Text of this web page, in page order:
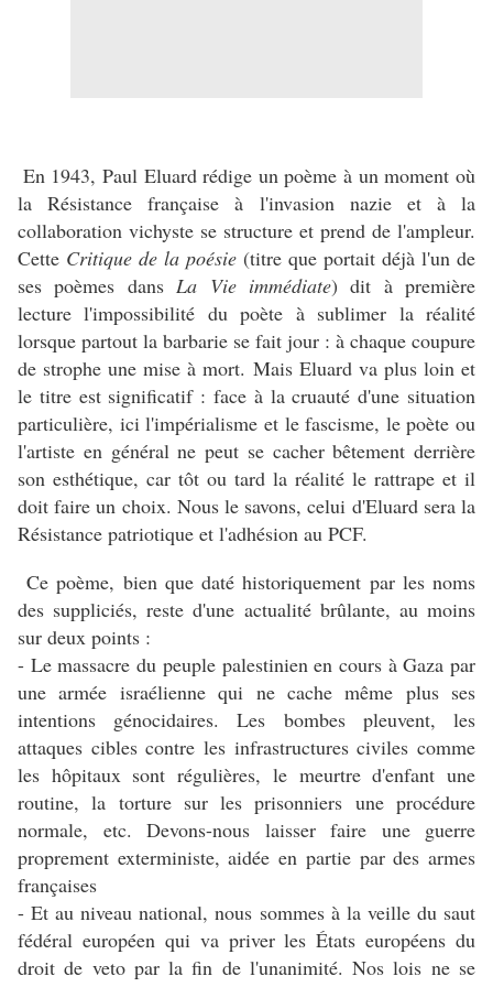
En 1943, Paul Eluard rédige un poème à un moment où
la Résistance française à l'invasion nazie et à la
collaboration vichyste se structure et prend de l'ampleur.
Cette Critique de la poésie (titre que portait déjà l'un de
ses poèmes dansLa Vie immédiate) dit à première
lecture l'impossibilité du poète à sublimer la réalité
lorsque partout la barbarie se fait jour : à chaque coupure
de strophe une mise à mort. Mais Eluard va plus loin et
le titre est significatif : face à la cruauté d'une situation
particulière, ici l'impérialisme et le fascisme, le poète ou
l'artiste en général ne peut se cacher bêtement derrière
son esthétique, car tôt ou tard la réalité le rattrape et il
doit faire un choix. Nous le savons, celui d'Eluard sera la
Résistance patriotique et l'adhésion au PCF.
Ce poème, bien que daté historiquement par les noms
des suppliciés, reste d'une actualité brûlante, au moins
sur deux points :
- Le massacre du peuple palestinien en cours à Gaza par
une armée israélienne qui ne cache même plus ses
intentions génocidaires. Les bombes pleuvent, les
attaques cibles contre les infrastructures civiles comme
les hôpitaux sont régulières, le meurtre d'enfant une
routine, la torture sur les prisonniers une procédure
normale, etc. Devons-nous laisser faire une guerre
proprement exterministe, aidée en partie par des armes
françaises
- Et au niveau national, nous sommes à la veille du saut
fédéral européen qui va priver les États européens du
droit de veto par la fin de l'unanimité. Nos lois ne se